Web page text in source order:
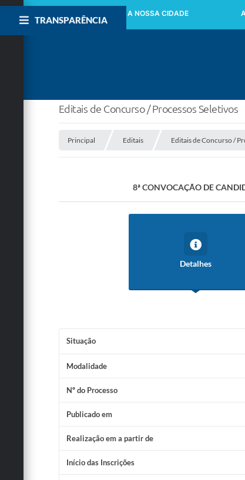
INICIO A NOSSA CIDADE
TRANSPARÊNCIA
Editais de Concurso / Processos Seletivos
Principal Editais Editais de Concurso /
8ª CONVOCAÇÃO DE
Detalhes
Situação
Modalidade
Nº do Processo
Publicado em
Realização em a partir de
Início das Inscrições